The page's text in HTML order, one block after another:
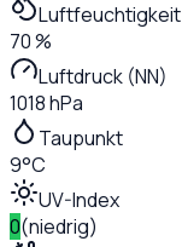
Luftfeuchtigkeit
70 %
Luftdruck (NN)
1018 hPa
Taupunkt
9°C
UV-Index
0(niedrig)